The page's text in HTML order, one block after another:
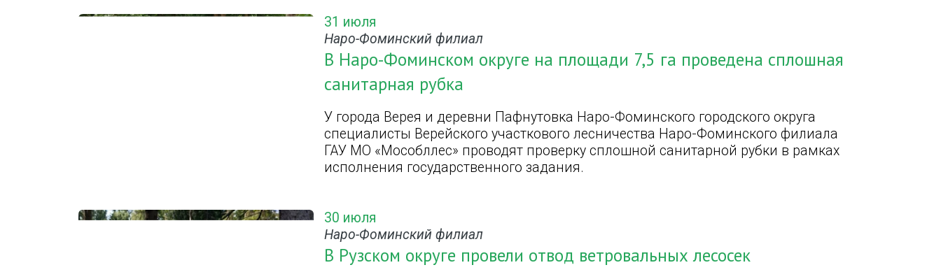
31 июля
Наро-Фоминский филиал
В Наро-Фоминском округе на площади 7,5 га проведена сплошная
санитарная рубка
У города Верея и деревни Пафнутовка Наро-Фоминского городского округа
специалисты Верейского участкового лесничества Наро-Фоминского филиала
ГАУ МО «Мособллес» проводят проверку сплошной санитарной рубки в рамках
исполнения государственного задания.
30 июля
Наро-Фоминский филиал
В Рузском округе провели отвод ветровальных лесосек